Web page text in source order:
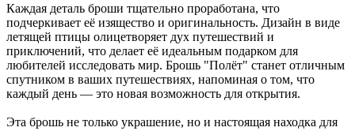
Каждая деталь броши тщательно проработана, что
подчеркивает её изящество и оригинальность. Дизайн в виде
летящей птицы олицетворяет дух путешествий и
приключений, что делает её идеальным подарком для
любителей исследовать мир. Брошь "Полёт" станет отличным
спутником в ваших путешествиях, напоминая о том, что
каждый день — это новая возможность для открытия.
Эта брошь не только украшение, но и настоящая находка для